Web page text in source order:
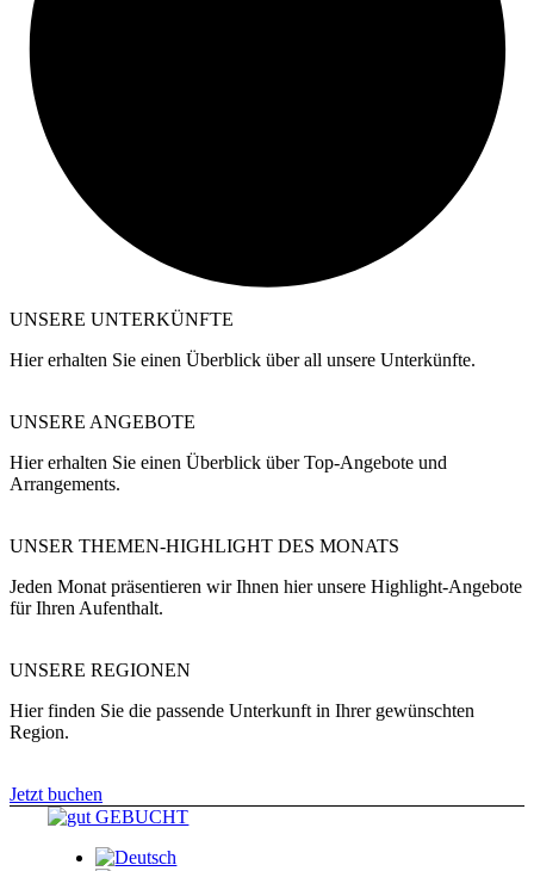
UNSERE UNTERKÜNFTE
Hier erhalten Sie einen Überblick über all unsere Unterkünfte.
UNSERE ANGEBOTE
Hier erhalten Sie einen Überblick über Top-Angebote und
Arrangements.
UNSER THEMEN-HIGHLIGHT DES MONATS
Jeden Monat präsentieren wir Ihnen hier unsere Highlight-Angebote
für Ihren Aufenthalt.
UNSERE REGIONEN
Hier finden Sie die passende Unterkunft in Ihrer gewünschten
Region.
Jetzt buchen